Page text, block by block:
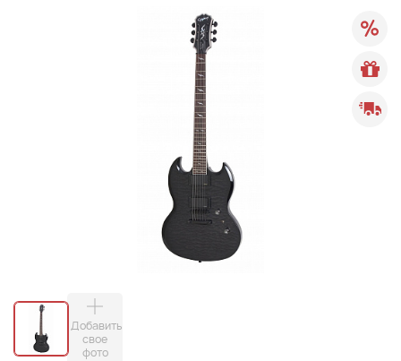
Добавить
свое
фото